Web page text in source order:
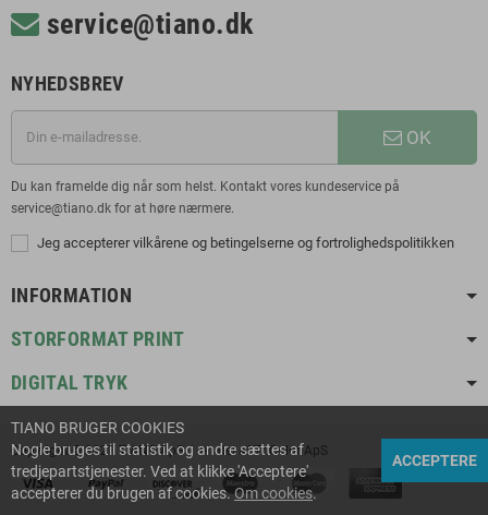
service@tiano.dk
NYHEDSBREV
OK
Du kan framelde dig når som helst. Kontakt vores kundeservice på
service@tiano.dk for at høre nærmere.
Jeg accepterer vilkårene og betingelserne og fortrolighedspolitikken
INFORMATION
STORFORMAT PRINT
DIGITAL TRYK
Copyright © 2021 TIANO ApS | en del af TriColor ApS
TIANO BRUGER COOKIES
Nogle bruges til statistik og andre sættes af
tredjepartstjenester. Ved at klikke 'Acceptere'
accepterer du brugen af cookies.Om cookies.
ACCEPTERE